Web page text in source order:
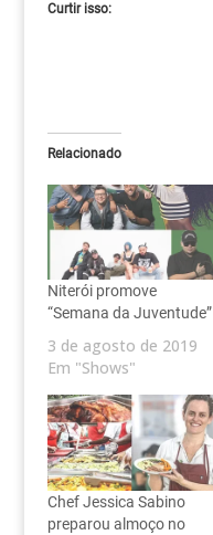
Curtir isso:
Relacionado
Niterói promove
“Semana da Juventude”
3 de agosto de 2019
Em "Shows"
Chef Jessica Sabino
preparou almoço no